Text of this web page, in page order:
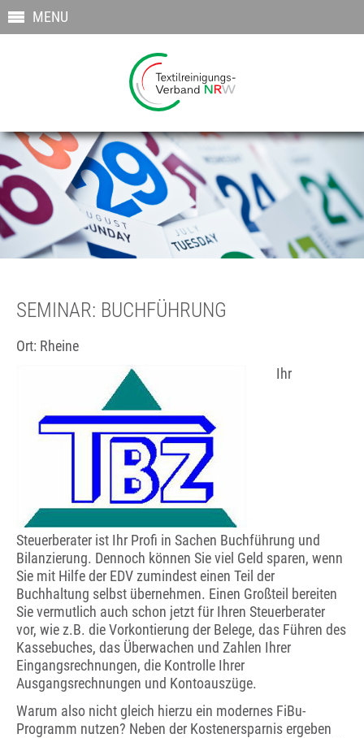
MENU
SEMINAR: BUCHFÜHRUNG
Ort: Rheine
Ihr
Steuerberater ist Ihr Profi in Sachen Buchführung und
Bilanzierung. Dennoch können Sie viel Geld sparen, wenn
Sie mit Hilfe der EDV zumindest einen Teil der
Buchhaltung selbst übernehmen. Einen Großteil bereiten
Sie vermutlich auch schon jetzt für Ihren Steuerberater
vor, wie z.B. die Vorkontierung der Belege, das Führen des
Kassebuches, das Überwachen und Zahlen Ihrer
Eingangsrechnungen, die Kontrolle Ihrer
Ausgangsrechnungen und Kontoauszüge.
Warum also nicht gleich hierzu ein modernes FiBu-
Programm nutzen? Neben der Kostenersparnis ergeben